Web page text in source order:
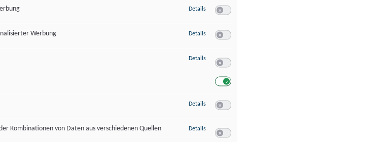
Details zu Erstellung von Profilen für personalisierte Werbung
Werbung
Details zu Verwendung von Profilen zur Auswahl personalisierter Werbung
Details zu Messung der Werbeleistung
Details zu Messung der Performance von Inhalten
Kombinationen von Daten aus verschiedenen Quellen
Details zu Analyse von Zielgruppen durch Statistiken oder Kombinationen von